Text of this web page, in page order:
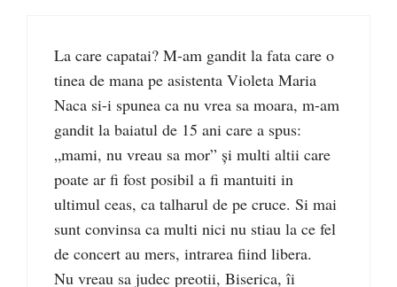
La care capatai? M-am gandit la fata care o
tinea de mana pe asistenta Violeta Maria
Naca si-i spunea ca nu vrea sa moara, m-am
gandit la baiatul de 15 ani care a spus:
„mami, nu vreau sa mor” și multi altii care
poate ar fi fost posibil a fi mantuiti in
ultimul ceas, ca talharul de pe cruce. Si mai
sunt convinsa ca multi nici nu stiau la ce fel
de concert au mers, intrarea fiind libera.
Nu vreau sa judec preotii, Biserica, îi